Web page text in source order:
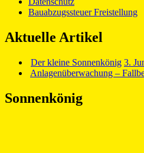
Bauabzugssteuer Freistellung
Aktuelle Artikel
Der kleine Sonnenkönig 3.
Anlagenüberwachung –
Sonnenkönig